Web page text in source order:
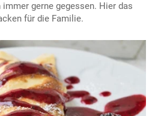
gerne gegessen. Hier das
für die Familie.